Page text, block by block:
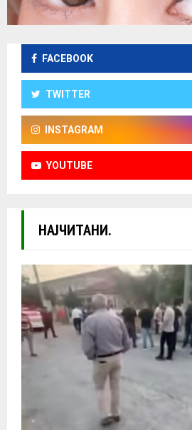
FACEBOOK
TWITTER
INSTAGRAM
YOUTUBE
НАЈЧИТАНИ.